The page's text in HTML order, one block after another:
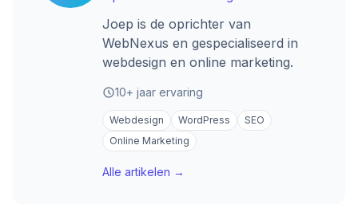
Joep is de oprichter van
WebNexus en gespecialiseerd in
webdesign en online marketing.
10+ jaar ervaring
Webdesign WordPress
SEO
Online Marketing
Alle artikelen →